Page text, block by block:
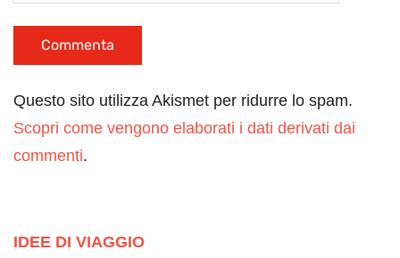
Questo sito utilizza Akismet per ridurre lo spam.
Scopri come vengono elaborati i dati derivati dai
commenti.
IDEE DI VIAGGIO